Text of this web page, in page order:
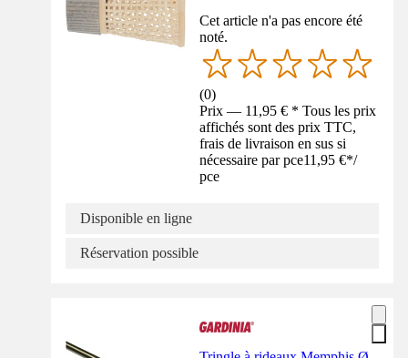
Cet article n'a pas encore été
noté.
(0)
Prix — 11,95 € * Tous les prix
affichés sont des prix TTC,
frais de livraison en sus si
nécessaire par pce11,95 €*/
pce
Disponible en ligne
Réservation possible